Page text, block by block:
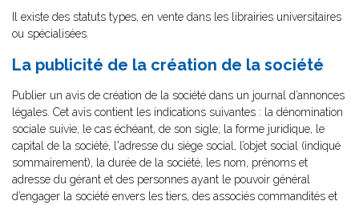
Il existe des statuts types, en vente dans les librairies universitaires
ou spécialisées.
La publicité de la création de la société
Publier un avis de création de la société dans un journal d’annonces
légales. Cet avis contient les indications suivantes : la dénomination
sociale suivie, le cas échéant, de son sigle; la forme juridique, le
capital de la société, l'adresse du siège social, l’objet social (indiqué
sommairement), la durée de la société, les nom, prénoms et
adresse du gérant et des personnes ayant le pouvoir général
d’engager la société envers les tiers, des associés commandités et